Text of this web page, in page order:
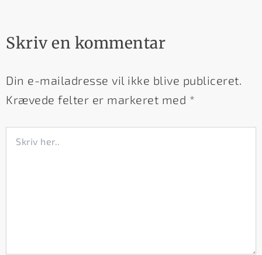
Skriv en kommentar
Din e-mailadresse vil ikke blive publiceret.
Krævede felter er markeret med *
her..